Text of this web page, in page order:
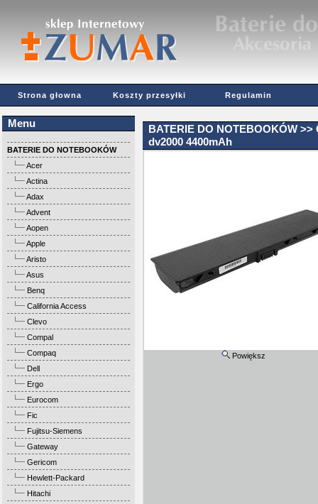
Strona głowna Koszty przesyłki Regulamin
Menu
BATERIE DO NOTEBOOKÓW
Acer
Actina
Adax
Advent
Aopen
Apple
Aristo
Asus
Benq
California Access
Clevo
Compal
Compaq
Dell
Ergo
Eurocom
Fic
Fujitsu-Siemens
Gateway
Gericom
Hewlett-Packard
Hitachi
BATERIE DO NOTEBOOKÓW >>
dv2000 4400mAh
Powiększ